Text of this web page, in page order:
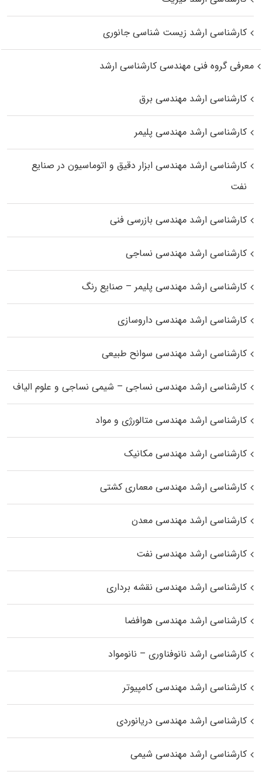
کارشناسی ارشد زیست‌ شناسی جانوری
معرفی گروه فنی مهندسی کارشناسی ارشد
کارشناسی ارشد مهندسی برق
کارشناسی ارشد مهندسی پلیمر
کارشناسی ارشد مهندسی ابزار دقیق و اتوماسیون در صنایع
نفت
کارشناسی ارشد مهندسی بازرسی فنی
کارشناسی ارشد مهندسی نساجی
کارشناسی ارشد مهندسی پلیمر – صنایع رنگ
کارشناسی ارشد مهندسی داروسازی
کارشناسی ارشد مهندسی سوانح طبیعی
کارشناسی ارشد مهندسی نساجی – شیمی نساجی و علوم الیاف
کارشناسی ارشد مهندسی متالورژی و مواد
کارشناسی ارشد مهندسی مکانیک
کارشناسی ارشد مهندسی معماری کشتی
کارشناسی ارشد مهندسی معدن
کارشناسی ارشد مهندسی نفت
کارشناسی ارشد مهندسی نقشه برداری
کارشناسی ارشد مهندسی هوافضا
کارشناسی ارشد نانوفناوری – نانومواد
کارشناسی ارشد مهندسی کامپیوتر
کارشناسی ارشد مهندسی دریانوردی
کارشناسی ارشد مهندسی شیمی